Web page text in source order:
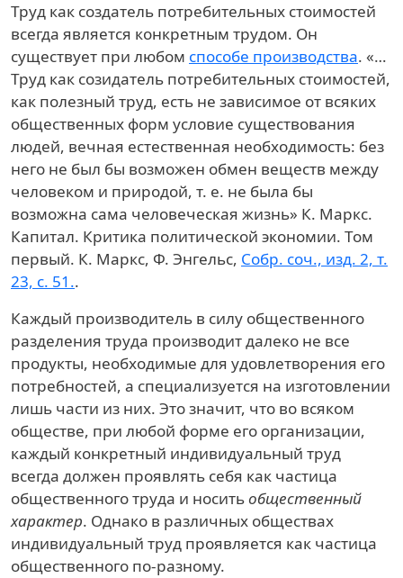
Труд как создатель потребительных стоимостей
всегда является конкретным трудом. Он
существует при любом способе производства. «…
Труд как созидатель потребительных стоимостей,
как полезный труд, есть не зависимое от всяких
общественных форм условие существования
людей, вечная естественная необходимость: без
него не был бы возможен обмен веществ между
человеком и природой, т. е. не была бы
возможна сама человеческая жизнь» К. Маркс.
Капитал. Критика политической экономии. Том
первый. К. Маркс, Ф. Энгельс, Собр. соч., изд. 2, т.
23, с. 51..
Каждый производитель в силу общественного
разделения труда производит далеко не все
продукты, необходимые для удовлетворения его
потребностей, а специализуется на изготовлении
лишь части из них. Это значит, что во всяком
обществе, при любой форме его организации,
каждый конкретный индивидуальный труд
всегда должен проявлять себя как частица
общественного труда и носитьобщественный
характер. Однако в различных обществах
индивидуальный труд проявляется как частица
общественного по-разному.